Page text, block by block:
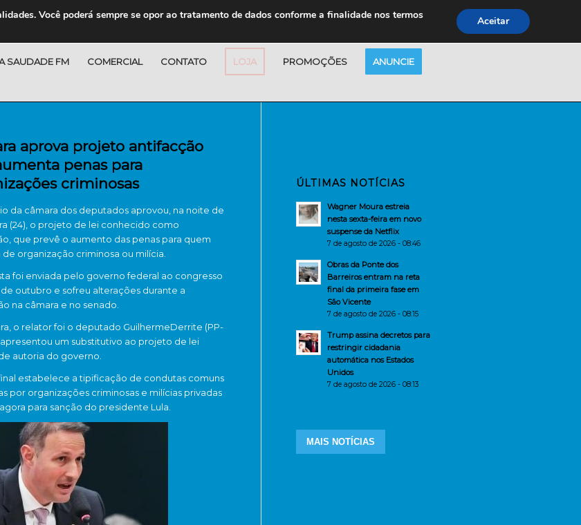
SAUDADE FM COMERCIAL CONTATO LOJA PROMOÇÕES ANUNCIE
aprova projeto antifacção
penas para
criminosas
da câmara dos deputados aprovou, na noite de
(24), o projeto de lei conhecido como
que prevê o aumento das penas para quem
organização criminosa ou milícia.
foi enviada pelo governo federal ao congresso
de outubro e sofreu alterações durante a
na câmara e no senado.
o relator foi o deputado GuilhermeDerrite (PP-
apresentou um substitutivo ao projeto de lei
autoria do governo.
estabelece a tipificação de condutas comuns
por organizações criminosas e milícias privadas
para sanção do presidente Lula.
ÚLTIMAS NOTÍCIAS
Wagner Moura estreia
nesta sexta-feira em novo
suspense da Netflix
7 de agosto de 2026 - 08:46
Obras da Ponte dos
Barreiros entram na reta
final da primeira fase em
São Vicente
7 de agosto de 2026 - 08:15
Trump assina decretos para
restringir cidadania
automática nos Estados
Unidos
7 de agosto de 2026 - 08:13
MAIS NOTÍCIAS
Você poderá sempre se opor ao tratamento de dados conforme a finalidade nos termos
Aceitar